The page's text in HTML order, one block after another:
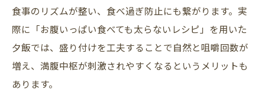
食事のリズムが整い、食べ過ぎ防止にも繋がります。実
際に「お腹いっぱい食べても太らないレシピ」を用いた
夕飯では、盛り付けを工夫することで自然と咀嚼回数が
増え、満腹中枢が刺激されやすくなるというメリットも
あります。